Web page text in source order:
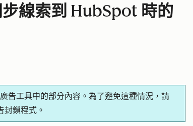
線索到 HubSpot 時的
告工具中的部分內容。為了避免這種情況，請
封鎖程式。